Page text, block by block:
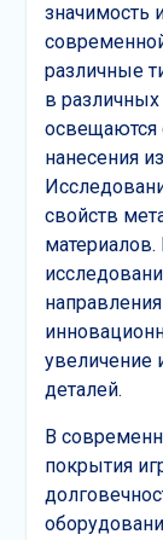
значимость
различные
в различных
нанесения
свойств
увеличение
деталей.
В
покрытия